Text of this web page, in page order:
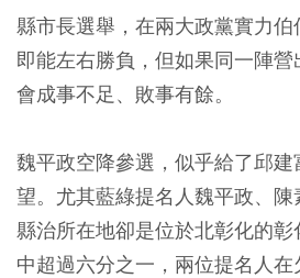
縣市長選舉，在兩大政黨實力
即能左右勝負，但如果同一陣
會成事不足、敗事有餘。
魏平政空降參選，似乎給了邱
望。尤其藍綠提名人魏平政、陳
縣治所在地卻是位於北彰化的
中超過六分之一，兩位提名人